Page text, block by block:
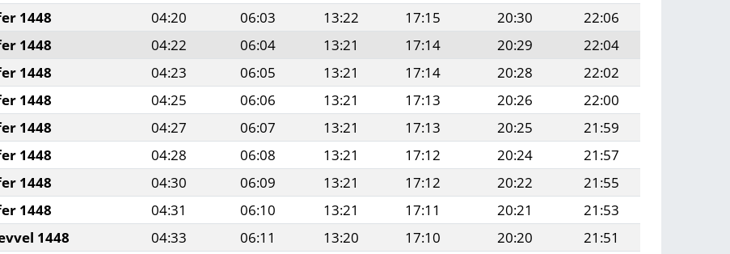
1448 04:20 06:03 13:22 17:15 20:30
22:06
1448 04:22 06:04 13:21 17:14 20:29
22:04
1448 04:23 06:05 13:21 17:14 20:28
22:02
1448 04:25 06:06 13:21 17:13 20:26
22:00
1448 04:27 06:07 13:21 17:13 20:25
21:59
1448 04:28 06:08 13:21 17:12 20:24
21:57
1448 04:30 06:09 13:21 17:12 20:22
21:55
1448 04:31 06:10 13:21 17:11 20:21
21:53
1448 04:33 06:11 13:20 17:10 20:20
21:51